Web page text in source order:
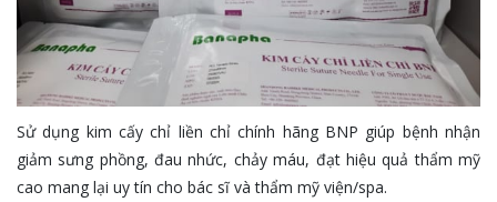
Sử dụng kim cấy chỉ liền chỉ chính hãng BNP giúp bệnh nhận
giảm sưng phồng, đau nhức, chảy máu, đạt hiệu quả thẩm mỹ
cao mang lại uy tín cho bác sĩ và thẩm mỹ viện/spa.